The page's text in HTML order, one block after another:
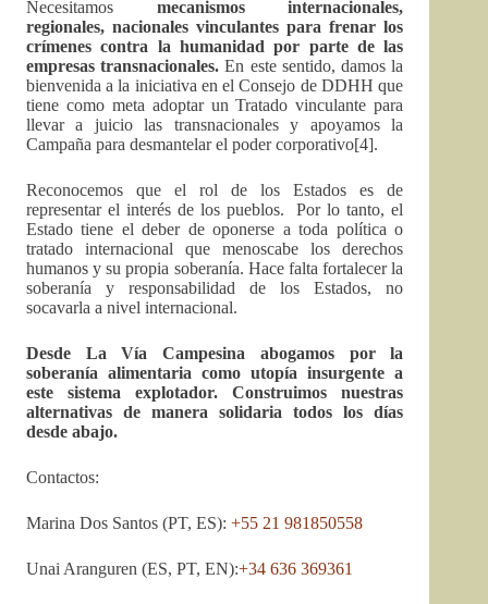
Necesitamos mecanismos internacionales,
regionales, nacionales vinculantes para frenar los
crímenes contra la humanidad por parte de las
empresas transnacionales.En este sentido, damos la
bienvenida a la iniciativa en el Consejo de DDHH que
tiene como meta adoptar un Tratado vinculante para
llevar a juicio las transnacionales y apoyamos la
Campaña para desmantelar el poder corporativo[4].
Reconocemos que el rol de los Estados es de
representar el interés de los pueblos. Por lo tanto, el
Estado tiene el deber de oponerse a toda política o
tratado internacional que menoscabe los derechos
humanos y su propia soberanía. Hace falta fortalecer la
soberanía y responsabilidad de los Estados, no
socavarla a nivel internacional.
Desde La Vía Campesina abogamos por la
soberanía alimentaria como utopía insurgente a
este sistema explotador. Construimos nuestras
alternativas de manera solidaria todos los días
desde abajo.
Contactos:
Marina Dos Santos (PT, ES): +55 21 981850558
Unai Aranguren (ES, PT, EN):+34 636 369361